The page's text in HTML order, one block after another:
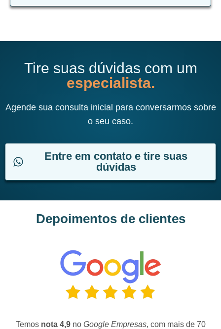
Tire suas dúvidas com um
especialista.
Agende sua consulta inicial para conversarmos sobre
o seu caso.
Entre em contato e tire suas
dúvidas
Depoimentos de clientes
Temos nota 4,9 no Google Empresas, com mais de 70